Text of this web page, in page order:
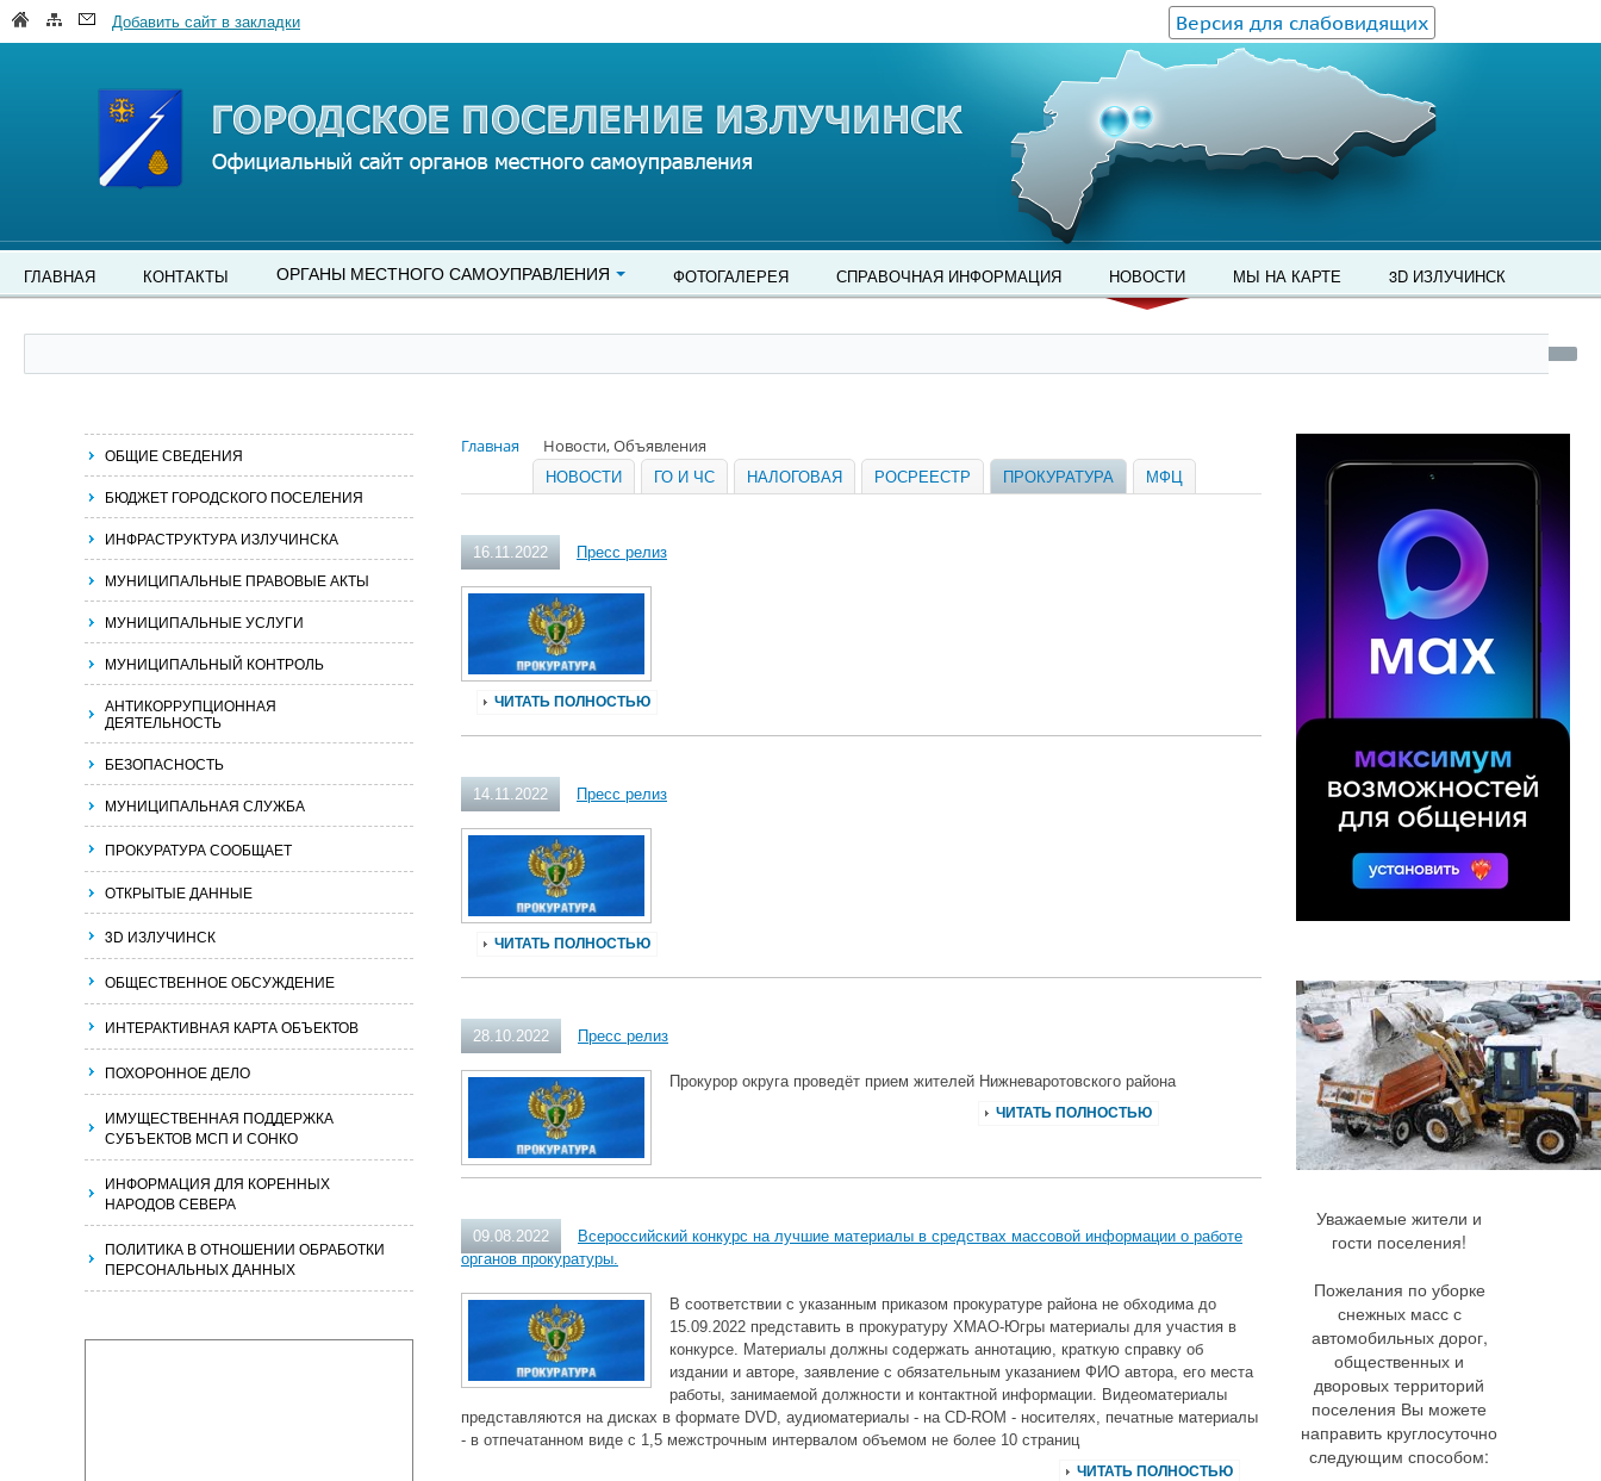
Версия для слабовидящих
Добавить сайт в закладки
ГЛАВНАЯ КОНТАКТЫ ОРГАНЫ МЕСТНОГО САМОУПРАВЛЕНИЯ ФОТОГАЛЕРЕЯ СПРАВОЧНАЯ ИНФОРМАЦИЯ НОВОСТИ МЫ НА КАРТЕ 3D ИЗЛУЧИНСК
Главная Новости, Объявления
НОВОСТИ ГО И ЧС НАЛОГОВАЯ РОСРЕЕСТР ПРОКУРАТУРА МФЦ
16.11.2022 Пресс релиз
ЧИТАТЬ ПОЛНОСТЬЮ
14.11.2022 Пресс релиз
ЧИТАТЬ ПОЛНОСТЬЮ
28.10.2022 Пресс релиз
Прокурор округа проведёт прием жителей Нижневаротовского района
ЧИТАТЬ ПОЛНОСТЬЮ
09.08.2022
Всероссийский конкурс на лучшие материалы в средствах массовой информации о работе
органов прокуратуры.
В соответствии с указанным приказом прокуратуре района не обходима до
15.09.2022 представить в прокуратуру ХМАО-Югры материалы для участия в
конкурсе. Материалы должны содержать аннотацию, краткую справку об
издании и авторе, заявление с обязательным указанием ФИО автора, его места
работы, занимаемой должности и контактной информации. Видеоматериалы
представляются на дисках в формате DVD, аудиоматериалы - на СD-ROM - носителях, печатные материалы
- в отпечатанном виде с 1,5 межстрочным интервалом объемом не более 10 страниц
ЧИТАТЬ ПОЛНОСТЬЮ
ОБЩИЕ СВЕДЕНИЯ
БЮДЖЕТ ГОРОДСКОГО ПОСЕЛЕНИЯ
ИНФРАСТРУКТУРА ИЗЛУЧИНСКА
МУНИЦИПАЛЬНЫЕ ПРАВОВЫЕ АКТЫ
МУНИЦИПАЛЬНЫЕ УСЛУГИ
МУНИЦИПАЛЬНЫЙ КОНТРОЛЬ
АНТИКОРРУПЦИОННАЯ
ДЕЯТЕЛЬНОСТЬ
БЕЗОПАСНОСТЬ
МУНИЦИПАЛЬНАЯ СЛУЖБА
ПРОКУРАТУРА СООБЩАЕТ
ОТКРЫТЫЕ ДАННЫЕ
3D ИЗЛУЧИНСК
ОБЩЕСТВЕННОЕ ОБСУЖДЕНИЕ
ИНТЕРАКТИВНАЯ КАРТА ОБЪЕКТОВ
ПОХОРОННОЕ ДЕЛО
ИМУЩЕСТВЕННАЯ ПОДДЕРЖКА
СУБЪЕКТОВ МСП И СОНКО
ИНФОРМАЦИЯ ДЛЯ КОРЕННЫХ
НАРОДОВ СЕВЕРА
ПОЛИТИКА В ОТНОШЕНИИ ОБРАБОТКИ
ПЕРСОНАЛЬНЫХ ДАННЫХ
Уважаемые жители и
гости поселения!
Пожелания по уборке
снежных масс с
автомобильных дорог,
общественных и
дворовых территорий
поселения Вы можете
направить круглосуточно
следующим способом: